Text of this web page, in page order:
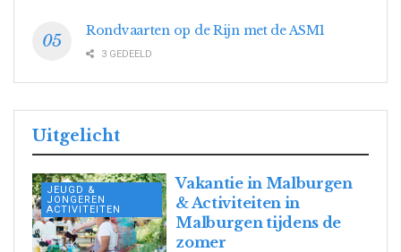
Rondvaarten op de Rijn met de ASM1
3 GEDEELD
Uitgelicht
JEUGD &
JONGEREN
ACTIVITEITEN
Vakantie in Malburgen
& Activiteiten in
Malburgen tijdens de
zomer